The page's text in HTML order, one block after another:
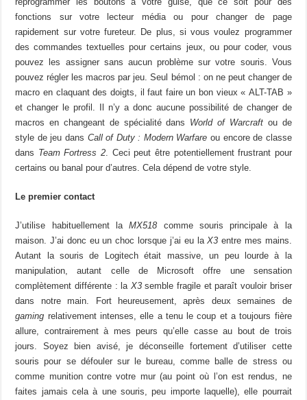
fonctions sur votre lecteur média ou pour changer de page
rapidement sur votre fureteur. De plus, si vous voulez programmer
des commandes textuelles pour certains jeux, ou pour coder, vous
pouvez les assigner sans aucun problème sur votre souris. Vous
pouvez régler les macros par jeu. Seul bémol : on ne peut changer de
macro en claquant des doigts, il faut faire un bon vieux « ALT-TAB »
et changer le profil. Il n’y a donc aucune possibilité de changer de
macros en changeant de spécialité dans World of Warcraft ou de
style de jeu dans Call of Duty : Modern Warfare ou encore de classe
dans Team Fortress 2 . Ceci peut être potentiellement frustrant pour
certains ou banal pour d’autres. Cela dépend de votre style.
Le premier contact
J’utilise habituellement laMX518 comme souris principale à la
maison. J’ai donc eu un choc lorsque j’ai eu laX3entre mes mains.
Autant la souris de Logitech était massive, un peu lourde à la
manipulation, autant celle de Microsoft offre une sensation
complètement différente : la X3semble fragile et paraît vouloir briser
dans notre main. Fort heureusement, après deux semaines de
gaming relativement intenses, elle a tenu le coup et a toujours fière
allure, contrairement à mes peurs qu’elle casse au bout de trois
jours. Soyez bien avisé, je déconseille fortement d’utiliser cette
souris pour se défouler sur le bureau, comme balle de stress ou
comme munition contre votre mur (au point où l’on est rendus, ne
faites jamais cela à une souris, peu importe laquelle), elle pourrait